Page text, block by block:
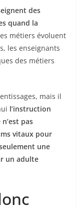
des
quand la
métiers évoluent
les enseignants
des métiers
mais il
l’instruction
pas
vitaux pour
une
un adulte